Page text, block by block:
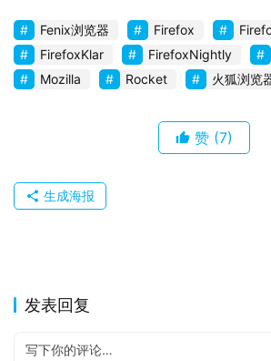
Fenix浏览器 Firefox
FirefoxKlar
FirefoxNightly
Mozilla
Rocket 火狐浏览
赞 (7)
生成海报
发表回复